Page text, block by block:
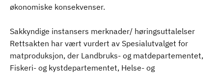
økonomiske konsekvenser.
Sakkyndige instansers merknader/ høringsuttalelser
Rettsakten har vært vurdert av Spesialutvalget for
matproduksjon, der Landbruks- og matdepartementet,
Fiskeri- og kystdepartementet, Helse- og